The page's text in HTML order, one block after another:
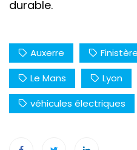
durable.
Auxerre Finistère
Le Mans
Lyon
véhicules électriques